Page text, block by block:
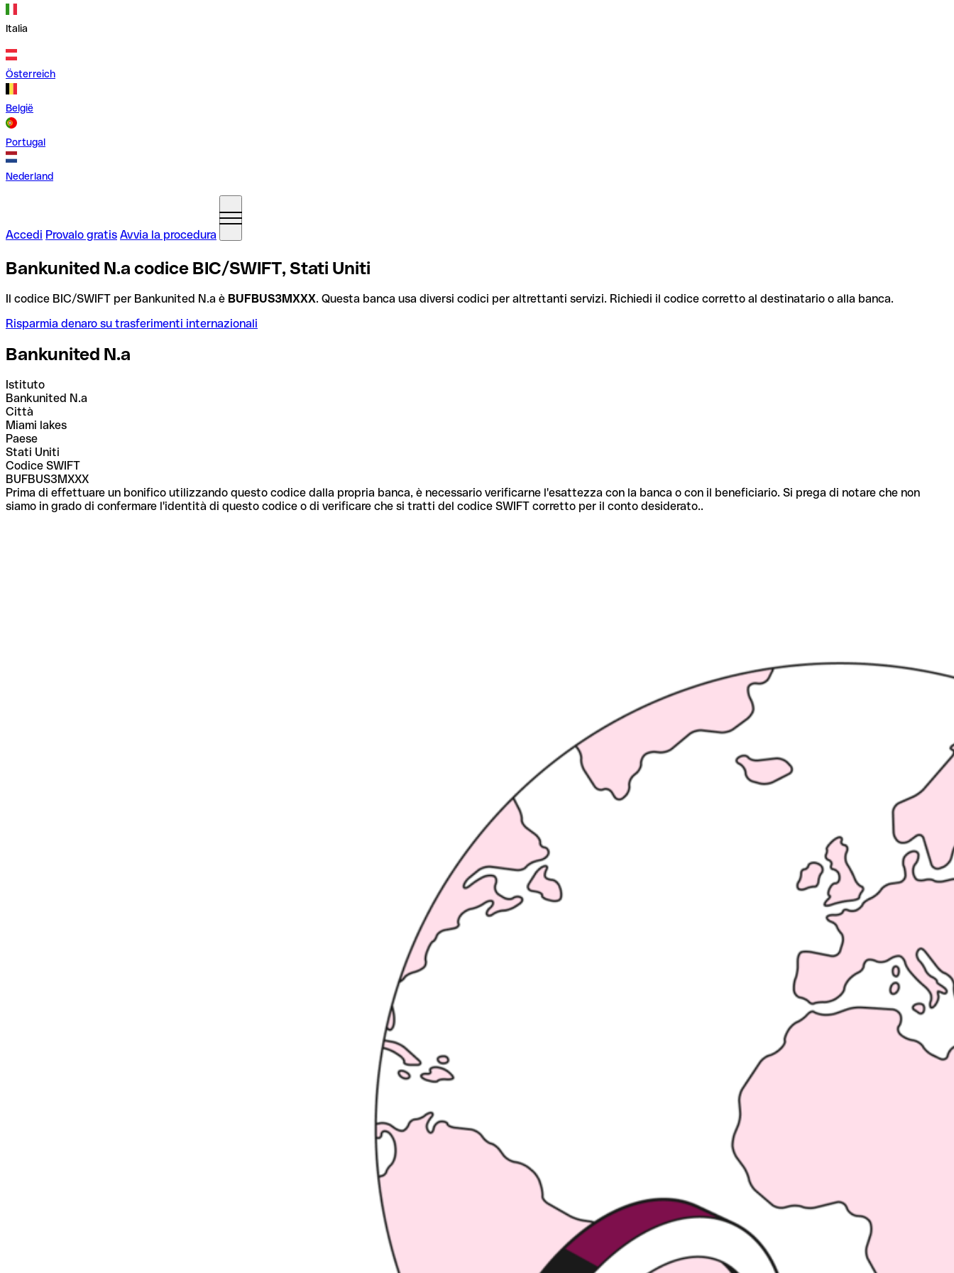
Italia
Österreich
België
Portugal
Nederland
Accedi Provalo gratis Avvia la procedura
Bankunited N.a codice BIC/SWIFT, Stati Uniti
Il codice BIC/SWIFT per Bankunited N.a è BUFBUS3MXXX. Questa banca usa diversi codici per altrettanti servizi. Richiedi il codice corretto al destinatario o alla banca.
Risparmia denaro su trasferimenti internazionali
Bankunited N.a
Istituto
Bankunited N.a
Città
Miami lakes
Paese
Stati Uniti
Codice SWIFT
BUFBUS3MXXX
Prima di effettuare un bonifico utilizzando questo codice dalla propria banca, è necessario verificarne l'esattezza con la banca o con il beneficiario. Si prega di notare che non
siamo in grado di confermare l'identità di questo codice o di verificare che si tratti del codice SWIFT corretto per il conto desiderato..